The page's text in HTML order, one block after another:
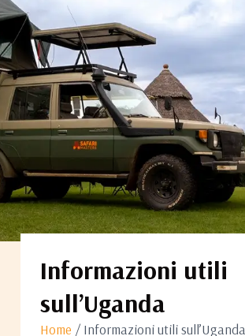
Informazioni utili
sull’Uganda
Home / Informazioni utili sull’Uganda